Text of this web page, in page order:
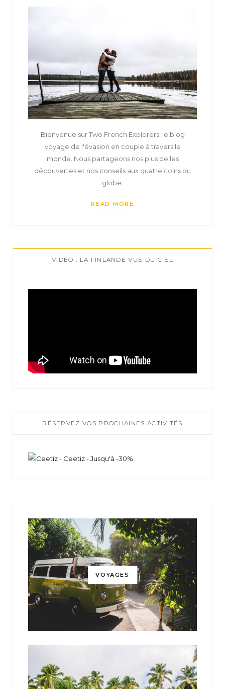
Bienvenue sur Two French Explorers, le blog
voyage de l'évasion en couple à travers le
monde. Nous partageons nos plus belles
découvertes et nos conseils aux quatre coins du
globe.
READ MORE
VIDÉO : LA FINLANDE VUE DU CIEL
RÉSERVEZ VOS PROCHAINES ACTIVITÉS
VOYAGES